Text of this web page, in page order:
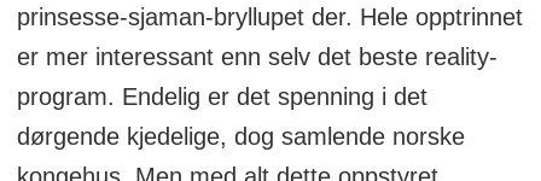
prinsesse-sjaman-bryllupet der. Hele opptrinnet
er mer interessant enn selv det beste reality-
program. Endelig er det spenning i det
dørgende kjedelige, dog samlende norske
kongehus. Men med alt dette oppstyret